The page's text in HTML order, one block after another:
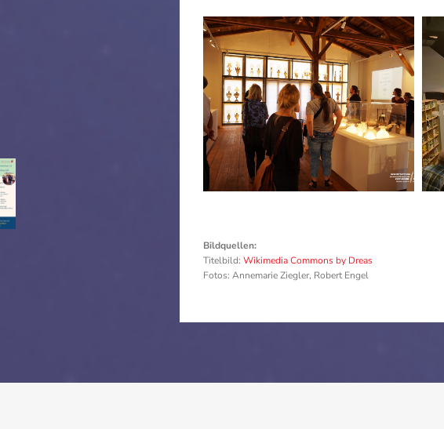
Bildquellen:
Titelbild: Wikimedia Commons by Dreas
Fotos: Annemarie Ziegler, Robert Engel